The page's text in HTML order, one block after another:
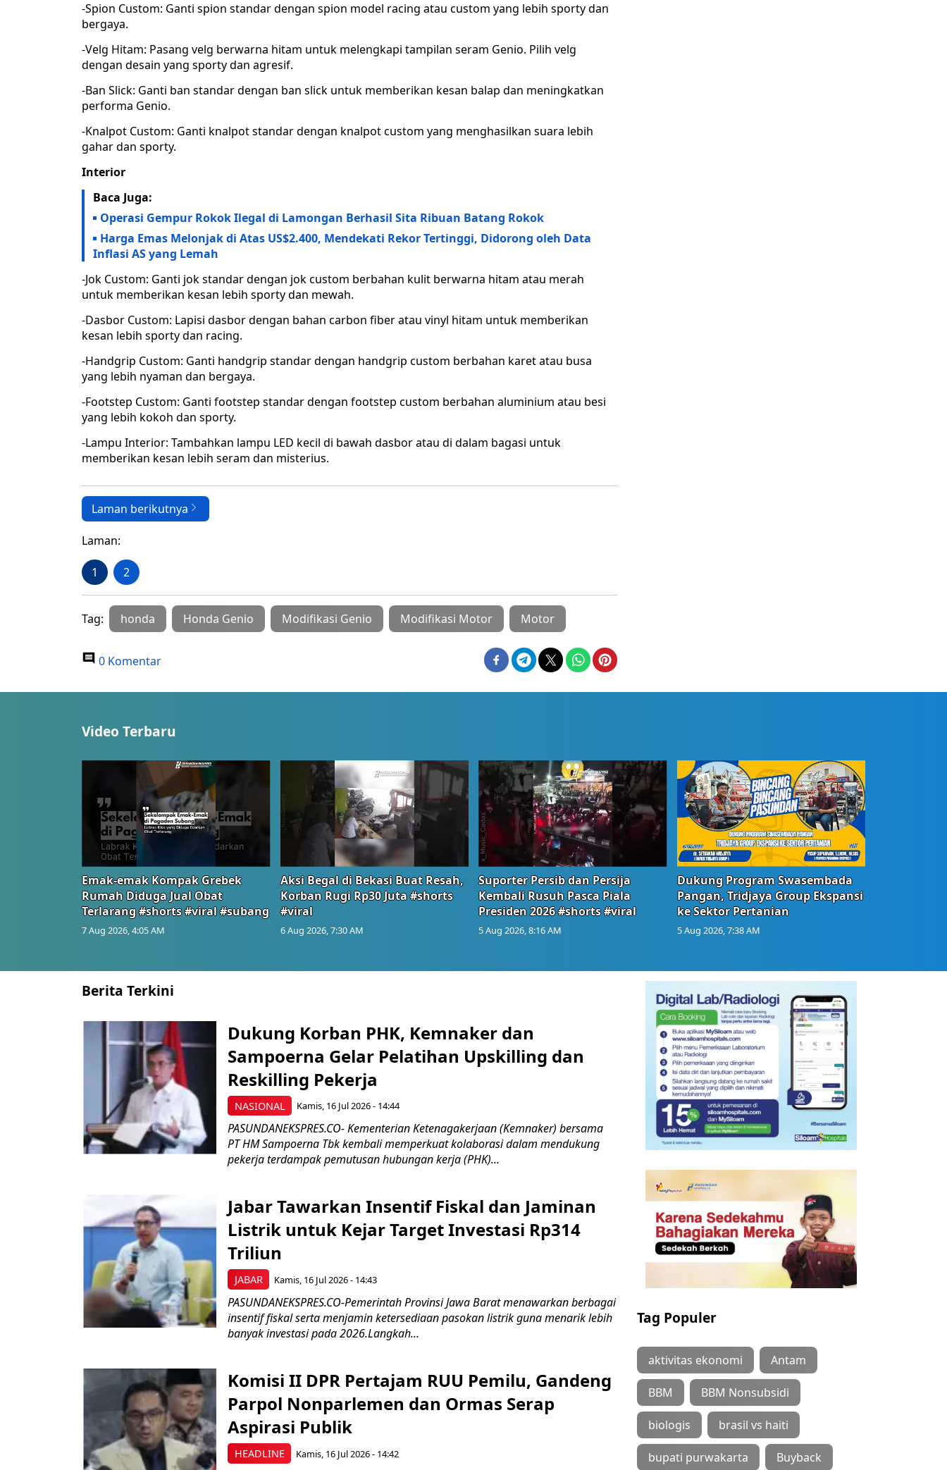
-Spion Custom: Ganti spion standar dengan spion model racing atau custom yang lebih sporty dan
bergaya.
-Velg Hitam: Pasang velg berwarna hitam untuk melengkapi tampilan seram Genio. Pilih velg
dengan desain yang sporty dan agresif.
-Ban Slick: Ganti ban standar dengan ban slick untuk memberikan kesan balap dan meningkatkan
performa Genio.
-Knalpot Custom: Ganti knalpot standar dengan knalpot custom yang menghasilkan suara lebih
gahar dan sporty.
Interior
Baca Juga:
Operasi Gempur Rokok Ilegal di Lamongan Berhasil Sita Ribuan Batang Rokok
Harga Emas Melonjak di Atas US$2.400, Mendekati Rekor Tertinggi, Didorong oleh Data
Inflasi AS yang Lemah
-Jok Custom: Ganti jok standar dengan jok custom berbahan kulit berwarna hitam atau merah
untuk memberikan kesan lebih sporty dan mewah.
-Dasbor Custom: Lapisi dasbor dengan bahan carbon fiber atau vinyl hitam untuk memberikan
kesan lebih sporty dan racing.
-Handgrip Custom: Ganti handgrip standar dengan handgrip custom berbahan karet atau busa
yang lebih nyaman dan bergaya.
-Footstep Custom: Ganti footstep standar dengan footstep custom berbahan aluminium atau besi
yang lebih kokoh dan sporty.
-Lampu Interior: Tambahkan lampu LED kecil di bawah dasbor atau di dalam bagasi untuk
memberikan kesan lebih seram dan misterius.
Laman berikutnya
Laman:
1 2
Tag: honda Honda Genio Modifikasi Genio Modifikasi Motor Motor
0 Komentar
Video Terbaru
Emak-emak Kompak Grebek
Rumah Diduga Jual Obat
Terlarang #shorts #viral #subang
7 Aug 2026, 4:05 AM
Aksi Begal di Bekasi Buat Resah,
Korban Rugi Rp30 Juta #shorts
#viral
6 Aug 2026, 7:30 AM
Suporter Persib dan Persija
Kembali Rusuh Pasca Piala
Presiden 2026 #shorts #viral
5 Aug 2026, 8:16 AM
Dukung Program Swasembada
Pangan, Tridjaya Group Ekspansi
ke Sektor Pertanian
5 Aug 2026, 7:38 AM
Berita Terkini
NASIONAL
Dukung Korban PHK, Kemnaker dan
Sampoerna Gelar Pelatihan Upskilling dan
Reskilling Pekerja
Kamis, 16 Jul 2026 - 14:44
PASUNDANEKSPRES.CO- Kementerian Ketenagakerjaan (Kemnaker) bersama
PT HM Sampoerna Tbk kembali memperkuat kolaborasi dalam mendukung
pekerja terdampak pemutusan hubungan kerja (PHK)...
JABAR
Jabar Tawarkan Insentif Fiskal dan Jaminan
Listrik untuk Kejar Target Investasi Rp314
Triliun
Kamis, 16 Jul 2026 - 14:43
PASUNDANEKSPRES.CO-Pemerintah Provinsi Jawa Barat menawarkan berbagai
insentif fiskal serta menjamin ketersediaan pasokan listrik guna menarik lebih
banyak investasi pada 2026.Langkah...
HEADLINE
Komisi II DPR Pertajam RUU Pemilu, Gandeng
Parpol Nonparlemen dan Ormas Serap
Aspirasi Publik
Kamis, 16 Jul 2026 - 14:42
Tag Populer
aktivitas ekonomi Antam
BBM BBM Nonsubsidi
biologis brasil vs haiti
bupati purwakarta Buyback